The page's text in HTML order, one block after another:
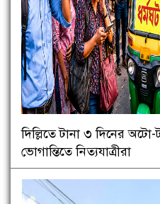
দিল্লিতে টানা ৩ দিনের অটো-
ভোগান্তিতে নিত্যযাত্রীরা